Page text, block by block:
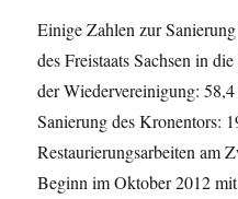
Einige Zahlen zur
des Freistaats Sachsen in
der Wiedervereinigung:
Sanierung des Kronentors:
Restaurierungsarbeiten am
Beginn im Oktober 2012